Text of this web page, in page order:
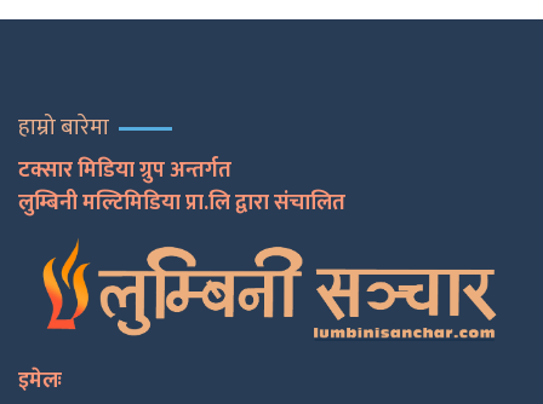
हाम्रो बारेमा
टक्सार मिडिया ग्रुप अन्तर्गत
लुम्बिनी मल्टिमिडिया प्रा.लि द्वारा संचालित
इमेलः